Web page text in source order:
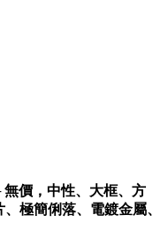
價，中性、大框、方
極簡俐落、電鍍金屬、